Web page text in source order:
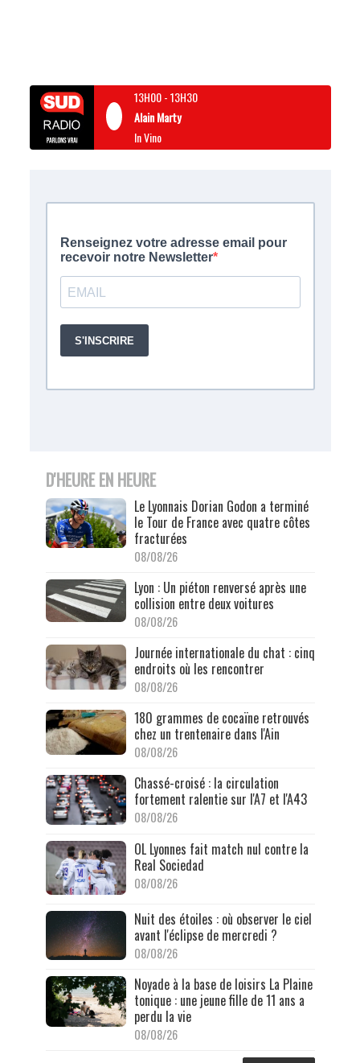
13H00-13H30
Alain Marty
In Vino
D'HEURE EN HEURE
Le Lyonnais Dorian Godon a terminé
le Tour de France avec quatre côtes
fracturées
08/08/26
Lyon : Un piéton renversé après une
collision entre deux voitures
08/08/26
Journée internationale du chat : cinq
endroits où les rencontrer
08/08/26
180 grammes de cocaïne retrouvés
chez un trentenaire dans l'Ain
08/08/26
Chassé-croisé : la circulation
fortement ralentie sur l'A7 et l'A43
08/08/26
OL Lyonnes fait match nul contre la
Real Sociedad
08/08/26
Nuit des étoiles : où observer le ciel
avant l'éclipse de mercredi ?
08/08/26
Noyade à la base de loisirs La Plaine
tonique : une jeune fille de 11 ans a
perdu la vie
08/08/26